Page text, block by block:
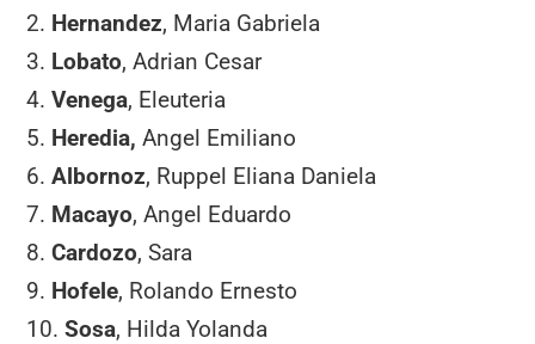
2. Hernandez, Maria Gabriela
3. Lobato, Adrian Cesar
4.Venega, Eleuteria
5. Heredia, Angel Emiliano
6.Albornoz, Ruppel Eliana Daniela
7. Macayo, Angel Eduardo
8.Cardozo, Sara
9. Hofele, Rolando Ernesto
10.Sosa, Hilda Yolanda